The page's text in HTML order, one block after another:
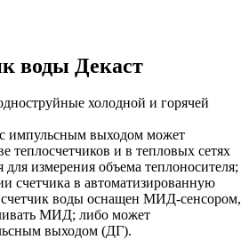
воды Декаст
холодной и горячей
импульсным выходoм может
теплосчетчиков и в тепловых сетях
измерения объема теплоносителя;
счетчика в автоматизированную
счетчик воды оснащен МИД-сенсором,
МИД; либо может
выходом (ДГ).